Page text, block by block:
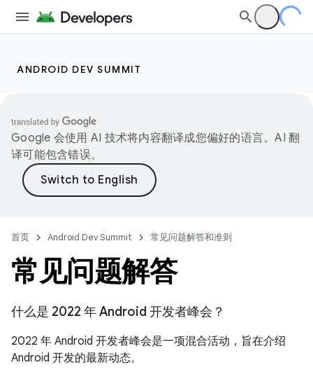
ANDROID DEV SUMMIT
Google 会使用 AI 技术将内容翻译成您偏好的语言。AI 翻
译可能包含错误。
首页 Android Dev Summit 常见问题解答和准则
常见问题解答
什么是 2022 年 Android 开发者峰会？
2022 年 Android 开发者峰会是一项混合活动，旨在介绍
Android 开发的最新动态。